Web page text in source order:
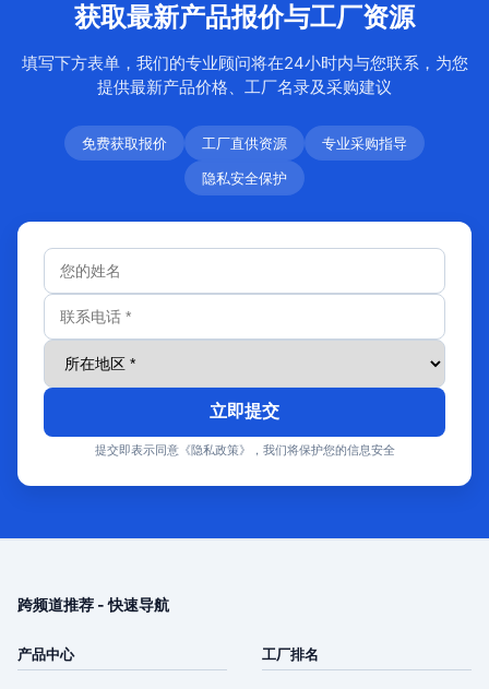
获取最新产品报价与工厂资源
填写下方表单，我们的专业顾问将在24小时内与您联系，为您
提供最新产品价格、工厂名录及采购建议
免费获取报价 工厂直供资源
专业采购指导
隐私安全保护
立即提交
提交即表示同意《隐私政策》，我们将保护您的信息安全
跨频道推荐 - 快速导航
产品中心 工厂排名